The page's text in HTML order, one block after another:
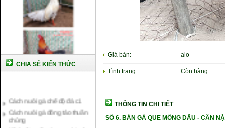
CHIA SẺ KIẾN THỨC
Cách nuôi gà đông tảo thuần
chủng
Kỹ thuật nuôi gà con mới nở
Giá bán: alo
Tình trạng: Còn hàng
THÔNG TIN CHI TIẾT
SỐ 6. BÁN GÀ QUE MỒNG DÂU - CÂN